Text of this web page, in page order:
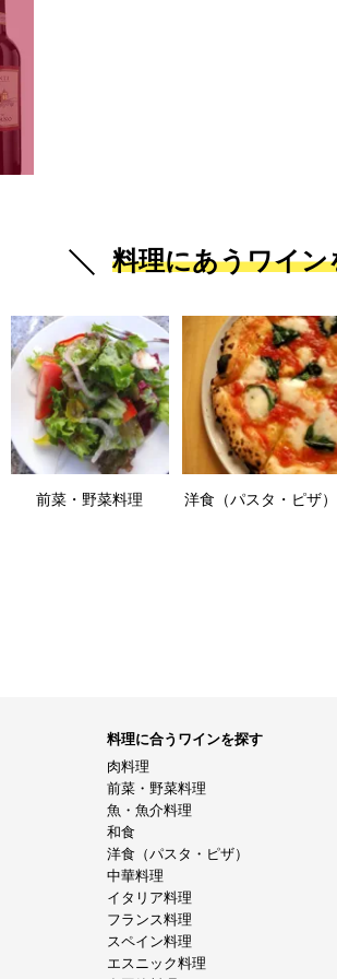
料理にあうワイン
前菜・野菜料理 洋食（パスタ・ピザ）
料理に合うワインを探す
肉料理
前菜・野菜料理
魚・魚介料理
和食
洋食（パスタ・ピザ）
中華料理
イタリア料理
フランス料理
スペイン料理
エスニック料理